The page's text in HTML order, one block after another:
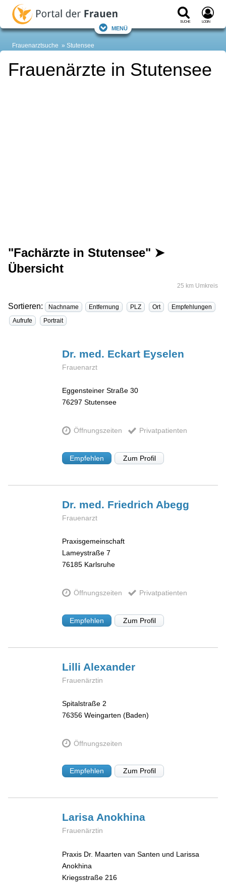
Suche Login
Menü
Frauenarztsuche Stutensee
Frauenärzte in Stutensee
"Fachärzte in Stutensee" ➤
Übersicht
25 km Umkreis
Sortieren: Nachname Entfernung PLZ Ort
Empfehlungen
Aufrufe
Portrait
Dr. med. Eckart Eyselen
Frauenarzt
Eggensteiner Straße 30
76297 Stutensee
Öffnungszeiten Privatpatienten
Empfehlen Zum Profil
Dr. med. Friedrich Abegg
Frauenarzt
Praxisgemeinschaft
Lameystraße 7
76185 Karlsruhe
Öffnungszeiten Privatpatienten
Empfehlen Zum Profil
Lilli Alexander
Frauenärztin
Spitalstraße 2
76356 Weingarten (Baden)
Öffnungszeiten
Empfehlen Zum Profil
Larisa Anokhina
Frauenärztin
Praxis Dr. Maarten van Santen und Larissa
Anokhina
Kriegsstraße 216